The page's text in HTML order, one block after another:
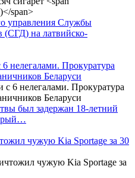
управления Службы
(СГД) на латвийско-
нелегалами. Прокуратура
Беларуси
был задержан 18-летний
чужую Kia Sportage за 30